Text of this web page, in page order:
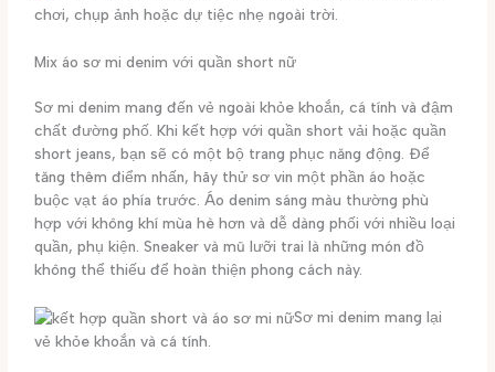
chơi, chụp ảnh hoặc dự tiệc nhẹ ngoài trời.
Mix áo sơ mi denim với quần short nữ
Sơ mi denim mang đến vẻ ngoài khỏe khoắn, cá tính và đậm
chất đường phố. Khi kết hợp với quần short vải hoặc quần
short jeans, bạn sẽ có một bộ trang phục năng động. Để
tăng thêm điểm nhấn, hãy thử sơ vin một phần áo hoặc
buộc vạt áo phía trước. Áo denim sáng màu thường phù
hợp với không khí mùa hè hơn và dễ dàng phối với nhiều loại
quần, phụ kiện. Sneaker và mũ lưỡi trai là những món đồ
không thể thiếu để hoàn thiện phong cách này.
Sơ mi denim mang lại
vẻ khỏe khoắn và cá tính.